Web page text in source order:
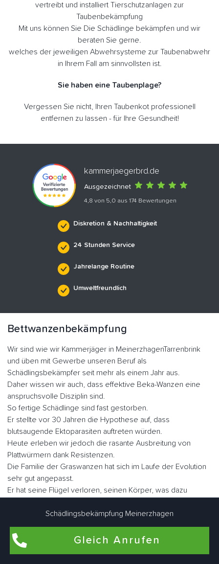
vertreibt und installiert Tierschutzanlagen zur
Taubenbekämpfung
Mit uns können Sie Die Schädlinge bekämpfen und wir
beraten Sie gerne.
welches der jeweiligen Abwehrsysteme zur Taubenabwehr
in Ihrem Fall am sinnvollsten ist.
Sie haben eine Taubenplage?
Vergessen Sie nicht, Ihren Taubenkot professionell
entfernen zu lassen - für Ihre Gesundheit!
kammerjaegerbrd.de
Ausgezeichnet
4,8 von 5,0 aus 174 Bewertungen
Diskretion & Nachhaltigkeit
24 Stunden Service
Jahrelange Routine
Umweltfreundlich
Bettwanzenbekämpfung
Wir sind wie wir Kammerjäger in MeinerzhagenTarrenbrink
und üben mit Gewerbe unseren Beruf als
Schädlingsbekämpfer seit mehr als einem Jahr aus.
Daher wissen wir auch, dass effektive Beka-Wanzen eine
anspruchsvolle Disziplin sind.
So fertige Schädlinge sind fast gestorben.
Er stellte vor 30 Jahren die Hypothese auf, dass
blutsaugende Ektoparasiten auftreten würden.
Heute erleben wir jedoch die rasante Ausbreitung von
Plattwürmern dank Resistenzen.
Die Familie der Graswanzen hat sich im Laufe der Evolution
sehr gut angepasst.
Er hat seine Flügel verloren, seinen Körper, was dazu
versteckt hat, sein Augenlicht ist verkümmert.
Nicht lectularius, daher der Name, den der Klecks malte.
Wenn Sie sie schnell betrachten, ähneln sie in Größe und
Fabe einem Apfel.
Schädlingsbekämpfung Meinerzhagen
Gleich Anrufen